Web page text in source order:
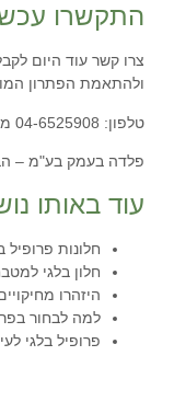
התקשרו
צרו קשר עוד היום
ולהתאמת הפתרון
טלפון: 04-6525908 מייל:
פלדה בעמק בע"מ –
עוד באותו
חלונות פרופיל
חלון בלגי
היזהרו
למה לבחור
פרופיל בלגי